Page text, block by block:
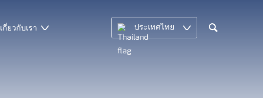
เกี่ยวกับเรา ประเทศไทย
Search